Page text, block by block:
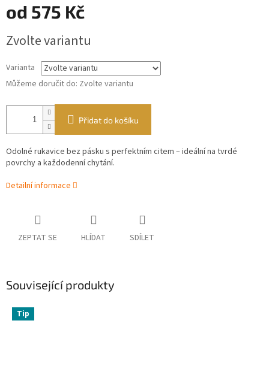
od 575 Kč
cena:
Zvolte variantu
Varianta
Můžeme doručit do: Zvolte variantu
Přidat do košíku
Odolné rukavice bez pásku s perfektním citem – ideální na tvrdé
povrchy a každodenní chytání.
Detailní informace
ZEPTAT SE HLÍDAT SDÍLET
Související produkty
Tip